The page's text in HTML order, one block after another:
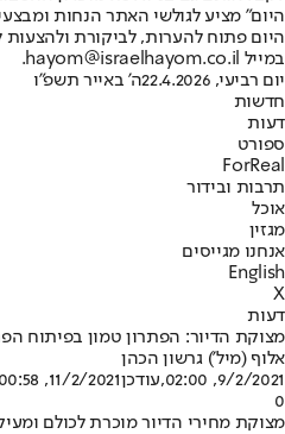
היום" מציע לגולשי האתר הנחות
היום פתוח להערות, לביקורת ולהצעות
במייל hayom@israelhayom.co.il.
יום רביעי, 22.4.2026
ה' באייר תשפ"ו
חדשות
דעות
ספורט
ForReal
תרבות ובידור
אוכל
מגזין
אנחנו מגייסים
English
X
דעות
מצוקת הדיור: הפתרון טמון בפיתוח
אלוף (מיל') גרשון הכהן
9/2/2021, 02:00
,עודכן11/2/2021, 00:58
0
מצוקת מחירי הדיור מוכרת לכולם